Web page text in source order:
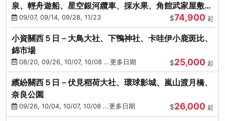
泉、輕舟遊船、星空銀河纜車、採水果、角館武家屋敷
(不進免稅店)(仙/青)
09/07, 09/14, 09/28, 11/23 $74,900 起
小資關西５日－大鳥大社、下鴨神社、卡哇伊小鹿斑比、
錦市場
08/20, 09/26, 10/07, 10/08 ...更多日期 $25,000 起
繽紛關西５日－伏見稻荷大社、環球影城、嵐山渡月橋、
奈良公園
09/26, 10/04, 10/07, 10/08 ...更多日期 $26,000 起